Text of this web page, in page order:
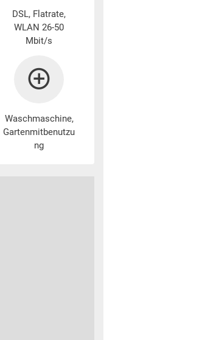
DSL, Flatrate,
WLAN 26-50
Mbit/s
Waschmaschine,
Gartenmitbenutzu
ng